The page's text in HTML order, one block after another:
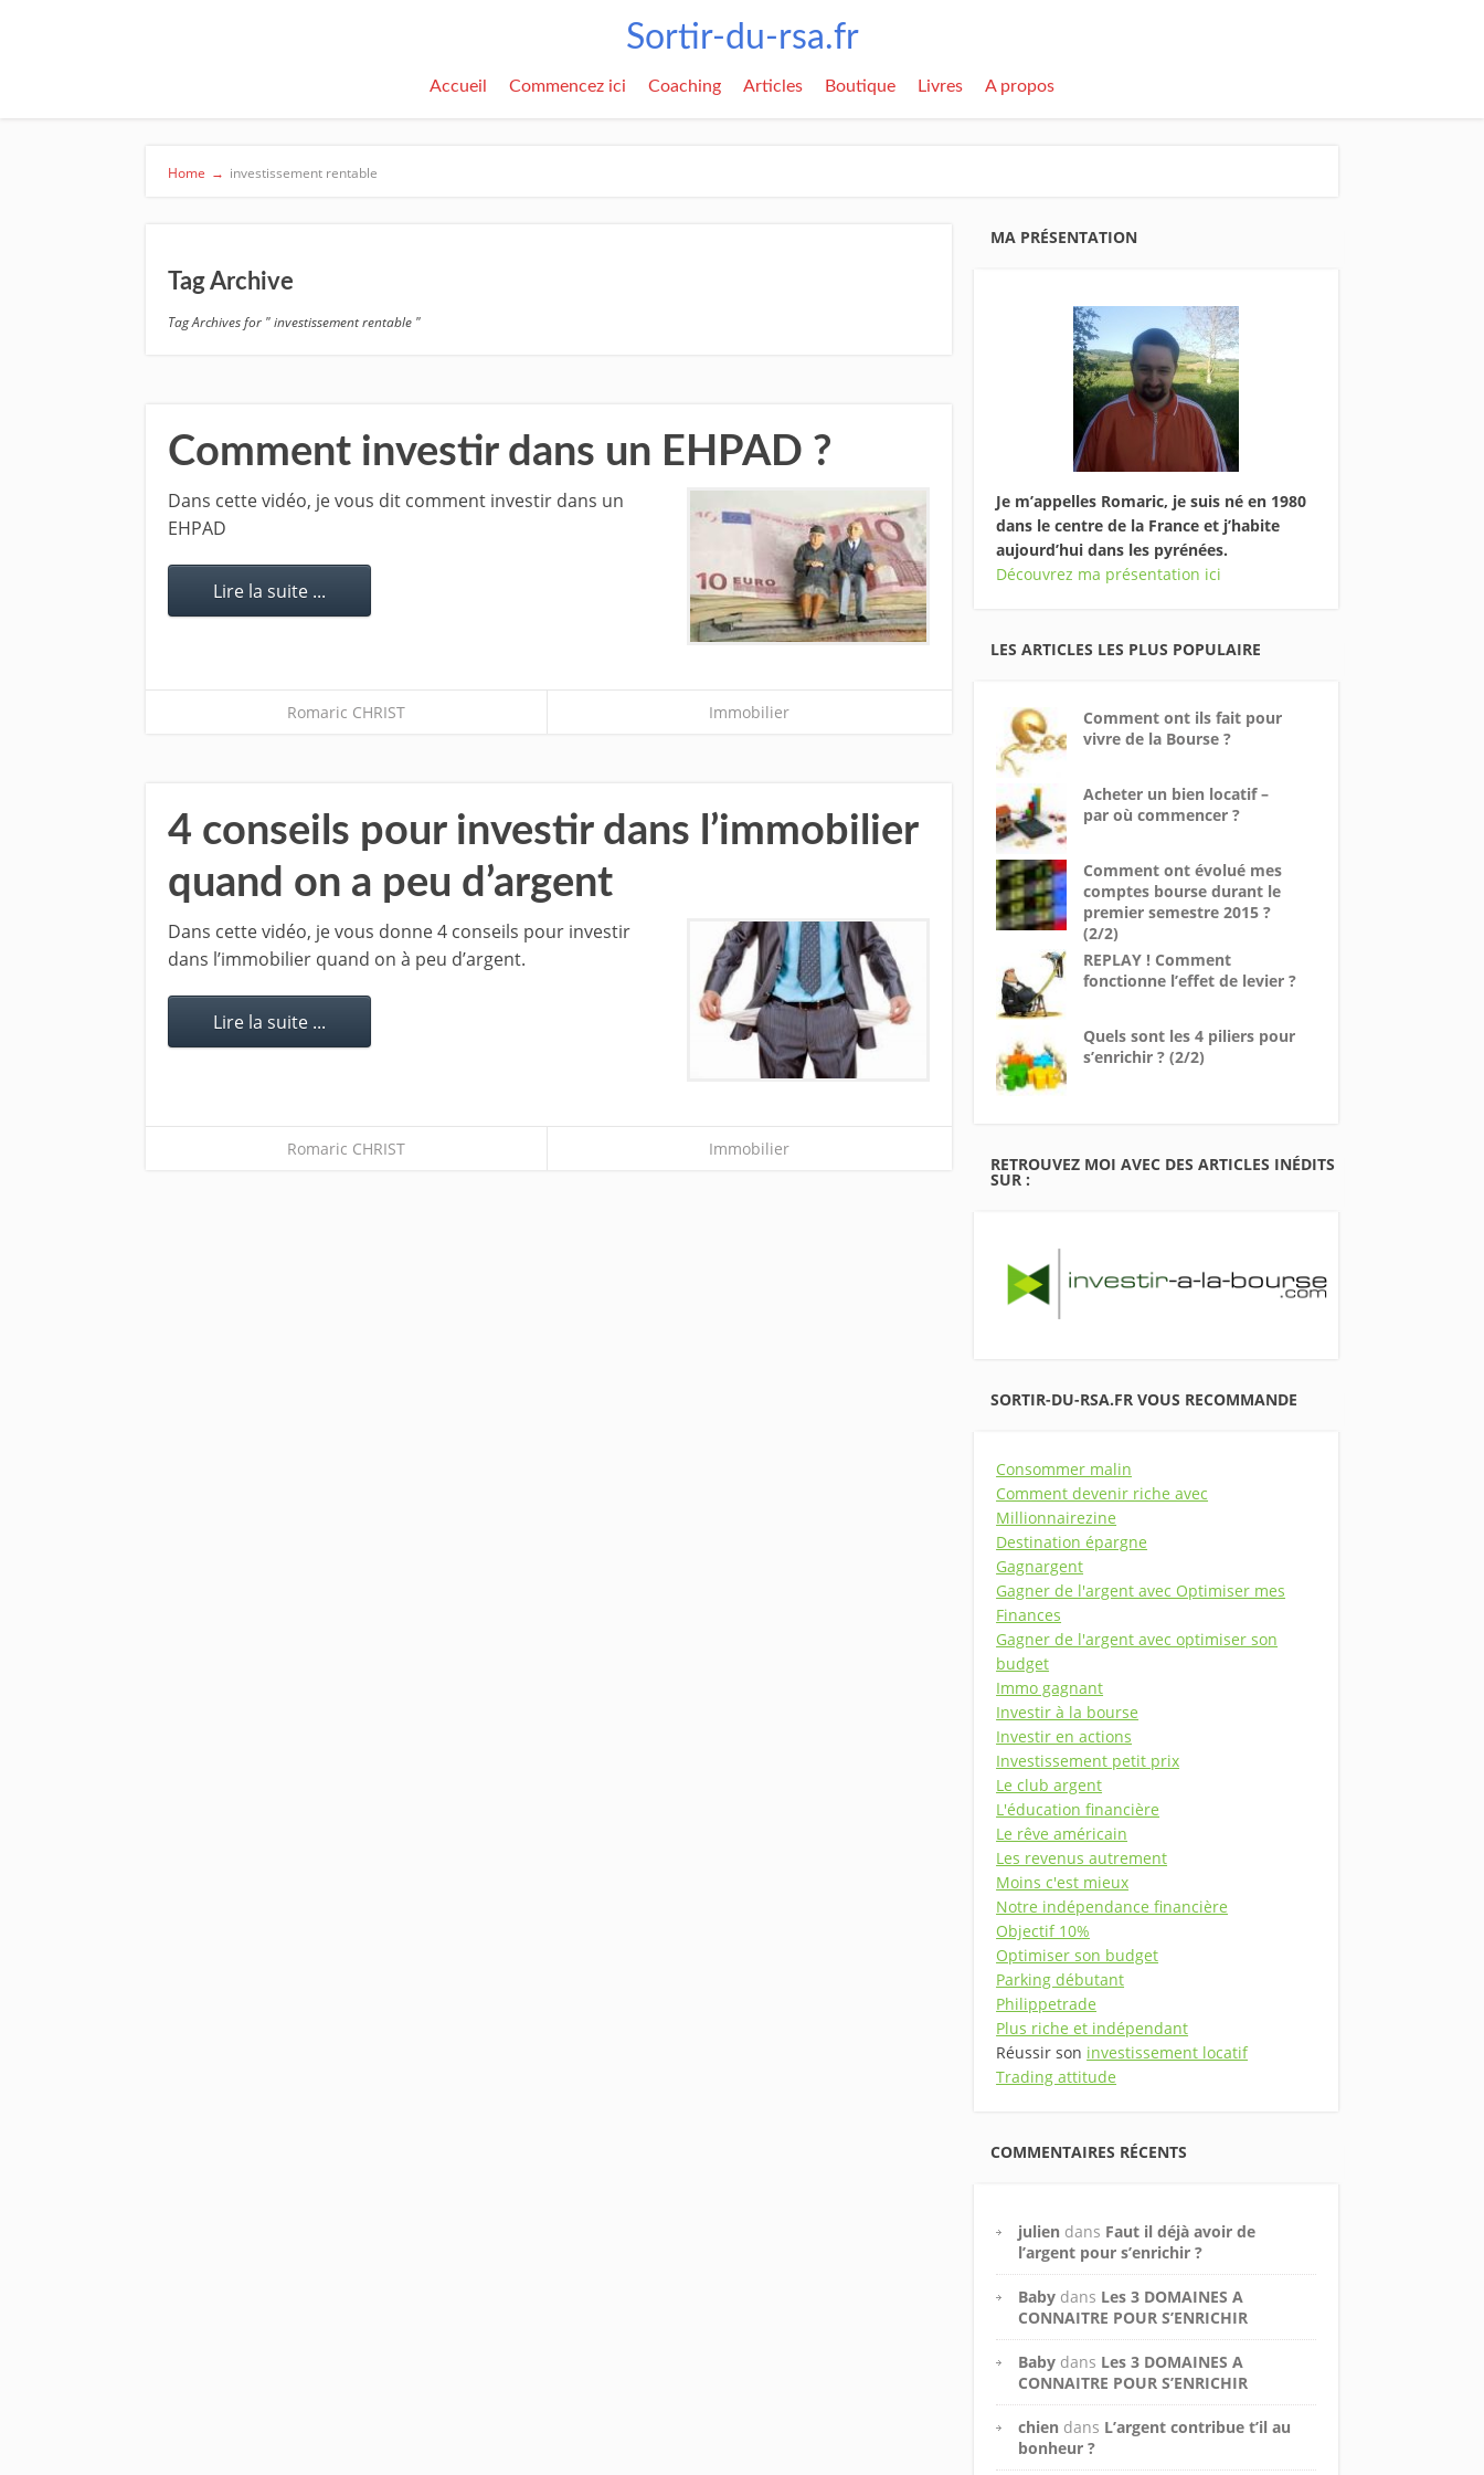
Sortir-du-rsa.fr
Accueil Commencez ici Coaching Articles Boutique Livres A propos
Home → investissement rentable
Tag Archive
Tag Archives for " investissement rentable "
Comment investir dans un EHPAD ?
Dans cette vidéo, je vous dit comment investir dans un
EHPAD
Lire la suite ...
Romaric CHRIST Immobilier
4 conseils pour investir dans l’immobilier
quand on a peu d’argent
Dans cette vidéo, je vous donne 4 conseils pour investir
dans l’immobilier quand on à peu d’argent.
Lire la suite ...
Romaric CHRIST Immobilier
MA PRÉSENTATION
Je m’appelles Romaric, je suis né en 1980
dans le centre de la France et j’habite
aujourd’hui dans les pyrénées.
Découvrez ma présentation ici
LES ARTICLES LES PLUS POPULAIRE
Comment ont ils fait pour
vivre de la Bourse ?
Acheter un bien locatif –
par où commencer ?
Comment ont évolué mes
comptes bourse durant le
premier semestre 2015 ?
(2/2)
REPLAY ! Comment
fonctionne l’effet de levier ?
Quels sont les 4 piliers pour
s’enrichir ? (2/2)
RETROUVEZ MOI AVEC DES ARTICLES INÉDITS
SUR :
SORTIR-DU-RSA.FR VOUS RECOMMANDE
Consommer malin
Comment devenir riche avec
Millionnairezine
Destination épargne
Gagnargent
Gagner de l'argent avec Optimiser mes
Finances
Gagner de l'argent avec optimiser son
budget
Immo gagnant
Investir à la bourse
Investir en actions
Investissement petit prix
Le club argent
L'éducation financière
Le rêve américain
Les revenus autrement
Moins c'est mieux
Notre indépendance financière
Objectif 10%
Optimiser son budget
Parking débutant
Philippetrade
Plus riche et indépendant
Réussir son investissement locatif
Trading attitude
COMMENTAIRES RÉCENTS
julien dans Faut il déjà avoir de
l’argent pour s’enrichir ?
Baby dans Les 3 DOMAINES A
CONNAITRE POUR S’ENRICHIR
Baby dans Les 3 DOMAINES A
CONNAITRE POUR S’ENRICHIR
chien dans L’argent contribue t’il au
bonheur ?